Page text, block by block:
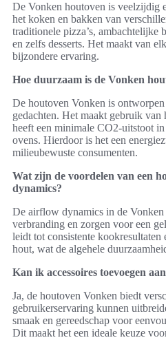
De Vonken houtoven is veelzijdig
het koken en bakken van
traditionele pizza’s, ambachtelijke
en zelfs desserts. Het maakt van
bijzondere ervaring.
Hoe duurzaam is de Vonken
De houtoven Vonken is
gedachten. Het maakt gebruik
heeft een minimale CO2-uitstoot
ovens. Hierdoor is het een
milieubewuste consumenten.
Wat zijn de voordelen van een
dynamics?
De airflow dynamics in de
verbranding en zorgen voor een
leidt tot consistente
hout, wat de algehele
Kan ik accessoires toevoegen
Ja, de houtoven Vonken biedt
gebruikerservaring kunnen
smaak en gereedschap voor
Dit maakt het een ideale keuze